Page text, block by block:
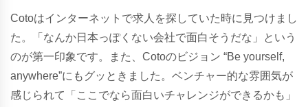
Cotoはインターネットで求人を探していた時に見つけまし
た。「なんか日本っぽくない会社で面白そうだな」という
のが第一印象です。また、Cotoのビジョン “Be yourself,
anywhere”にもグッときました。ベンチャー的な雰囲気が
感じられて「ここでなら面白いチャレンジができるかも」